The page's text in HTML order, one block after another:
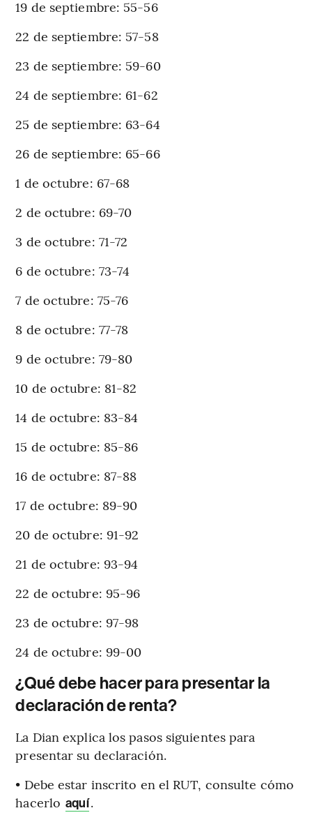
19 de septiembre: 55-56
22 de septiembre: 57-58
23 de septiembre: 59-60
24 de septiembre: 61-62
25 de septiembre: 63-64
26 de septiembre: 65-66
1 de octubre: 67-68
2 de octubre: 69-70
3 de octubre: 71-72
6 de octubre: 73-74
7 de octubre: 75-76
8 de octubre: 77-78
9 de octubre: 79-80
10 de octubre: 81-82
14 de octubre: 83-84
15 de octubre: 85-86
16 de octubre: 87-88
17 de octubre: 89-90
20 de octubre: 91-92
21 de octubre: 93-94
22 de octubre: 95-96
23 de octubre: 97-98
24 de octubre: 99-00
¿Qué debe hacer para presentar la
declaración de renta?
La Dian explica los pasos siguientes para
presentar su declaración.
• Debe estar inscrito en el RUT, consulte cómo
hacerlo aquí.